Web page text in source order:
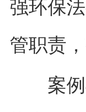
强环保
管职责
案例